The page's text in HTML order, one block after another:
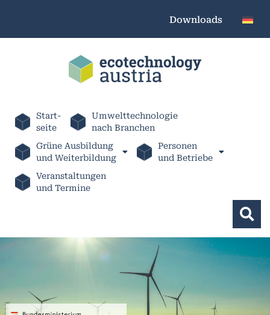
Downloads
Start-
seite
Umwelttechnologie
nach Branchen
Grüne Ausbildung
und Weiterbildung
Personen
und Betriebe
Veranstaltungen
und Termine